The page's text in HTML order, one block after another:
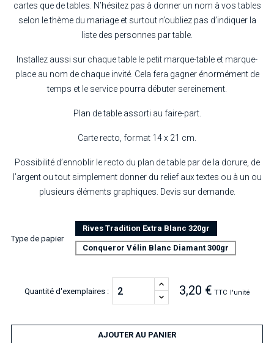
cartes que de tables. N’hésitez pas à donner un nom à vos tables
selon le thème du mariage et surtout n’oubliez pas d’indiquer la
liste des personnes par table.
Installez aussi sur chaque table le petit marque-table et marque-
place au nom de chaque invité. Cela fera gagner énormément de
temps et le service pourra débuter sereinement.
Plan de table assorti au faire-part.
Carte recto, format 14 x 21 cm.
Possibilité d’ennoblir le recto du plan de table par de la dorure, de
l’argent ou tout simplement donner du relief aux textes ou à un ou
plusieurs éléments graphiques. Devis sur demande.
Type de papier
Rives Tradition Extra Blanc 320gr
Conqueror Vélin Blanc Diamant 300gr
Quantité d'exemplaires : 3,20 € TTC l'unité
AJOUTER AU PANIER